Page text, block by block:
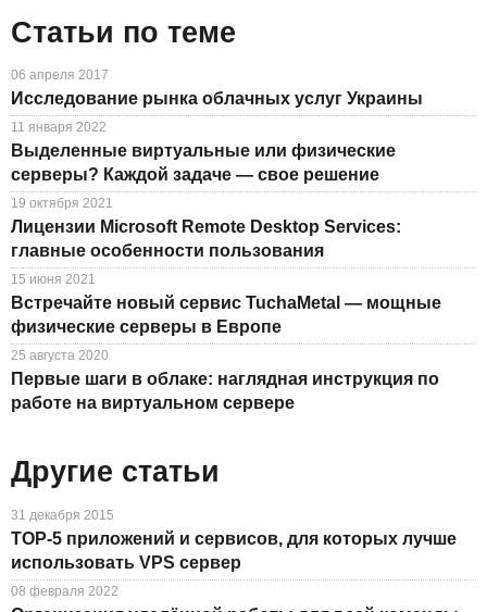
Статьи по теме
06 апреля 2017
Исследование рынка облачных услуг Украины
11 января 2022
Выделенные виртуальные или физические
серверы? Каждой задаче — свое решение
19 октября 2021
Лицензии Microsoft Remote Desktop Services:
главные особенности пользования
15 июня 2021
Встречайте новый сервис TuchaMetal — мощные
физические серверы в Европе
25 августа 2020
Первые шаги в облаке: наглядная инструкция по
работе на виртуальном сервере
Другие статьи
31 декабря 2015
TOP-5 приложений и сервисов, для которых лучше
использовать VPS сервер
08 февраля 2022